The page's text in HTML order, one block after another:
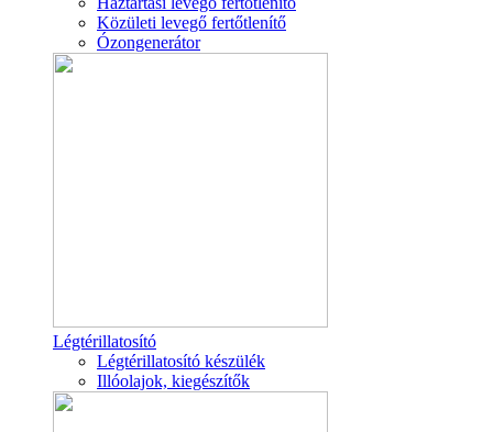
Közületi levegő fertőtlenítő
Ózongenerátor
Légtérillatosító
Légtérillatosító készülék
Illóolajok, kiegészítők